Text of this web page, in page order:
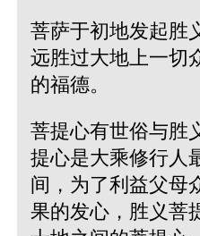
菩萨于初地发起胜
远胜过大地上一切
的福德。
菩提心有世俗与胜
提心是大乘修行人
间，为了利益父母
果的发心，胜义菩